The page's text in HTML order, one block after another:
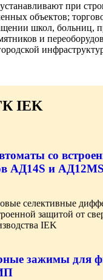
при
объектов;
школ, больниц,
и
IEK
со
АД14S и АД12MS
селективные
защитой от
IEK
зажимы для